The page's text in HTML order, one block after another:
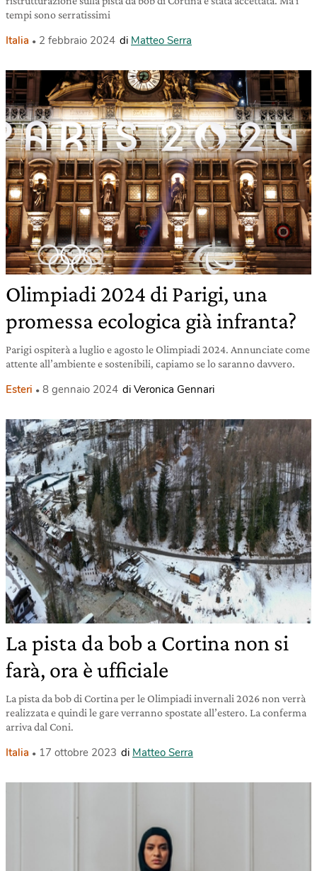
tempi sono serratissimi
Italia 2 febbraio 2024 di Matteo Serra
Olimpiadi 2024 di Parigi, una
promessa ecologica già infranta?
Parigi ospiterà a luglio e agosto le Olimpiadi 2024. Annunciate come
attente all’ambiente e sostenibili, capiamo se lo saranno davvero.
Esteri 8 gennaio 2024 di Veronica Gennari
La pista da bob a Cortina non si
farà, ora è ufficiale
La pista da bob di Cortina per le Olimpiadi invernali 2026 non verrà
realizzata e quindi le gare verranno spostate all’estero. La conferma
arriva dal Coni.
Italia 17 ottobre 2023 di Matteo Serra